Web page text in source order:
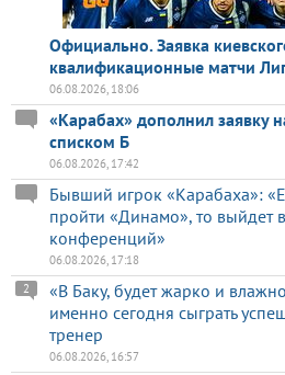
Официально. Заявка
квалификационные матчи
06.08.2026, 18:06
«Карабах» дополнил заявку
списком Б
06.08.2026, 17:42
Бывший игрок «Карабаха»:
пройти «Динамо», то выйдет
конференций»
06.08.2026, 17:18
«В Баку, будет жарко и
именно сегодня сыграть
тренер
2
06.08.2026, 16:57